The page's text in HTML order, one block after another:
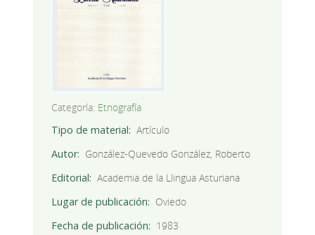
Categoría: Etnografía
Tipo de material
Artículo
Autor
González-Quevedo González, Roberto
Editorial
Academia de la Llingua Asturiana
Lugar de publicación
Oviedo
Fecha de publicación
1983